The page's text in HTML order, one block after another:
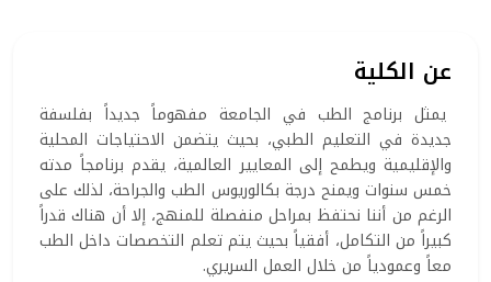
عن الكلية
يمثل برنامج الطب في الجامعة مفهوماً جديداً بفلسفة
جديدة في التعليم الطبي، بحيث يتضمن الاحتياجات المحلية
والإقليمية ويطمح إلى المعايير العالمية، يقدم برنامجاً مدته
خمس سنوات ويمنح درجة بكالوريوس الطب والجراحة، لذلك على
الرغم من أننا نحتفظ بمراحل منفصلة للمنهج، إلا أن هناك قدراً
كبيراً من التكامل، أفقياً بحيث يتم تعلم التخصصات داخل الطب
معاً وعمودياً من خلال العمل السريري.